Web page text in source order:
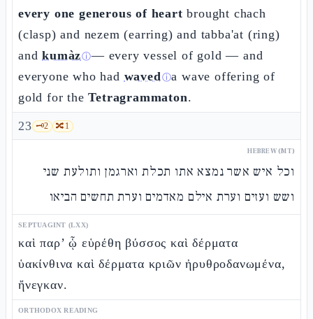
every one generous of heart brought chach
(clasp) and nezem (earring) and tabba'at (ring)
andkumàzⓘ— every vessel of gold — and
everyone who had wavedⓘa wave offering of
gold for theTetragrammaton.
23 🗝️2 🔀1
HEBREW (MT)
וכל איש אשר נמצא אתו תכלת וארגמן ותולעת שני
ושש ועזים וערת אילם מאדמים וערת תחשים הביאו
SEPTUAGINT (LXX)
καὶ παρ’ ᾧ εὑρέθη βύσσος καὶ δέρματα
ὑακίνθινα καὶ δέρματα κριῶν ἠρυθροδανωμένα,
ἤνεγκαν.
ORTHODOX READING